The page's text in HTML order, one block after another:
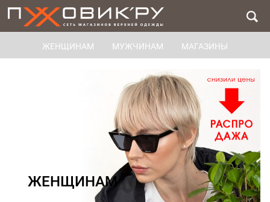
ЖЕНЩИНАМ МУЖЧИНАМ МАГАЗИНЫ
ЖЕНЩИНАМ